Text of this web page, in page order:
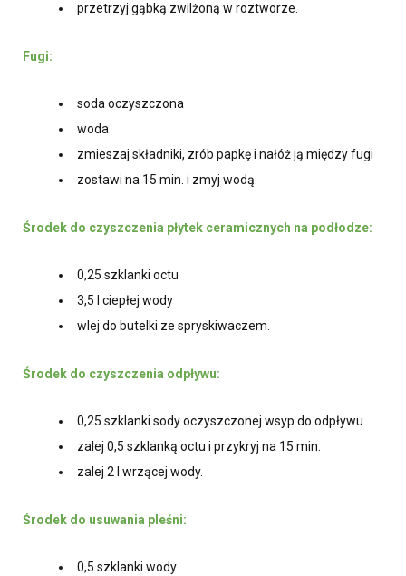
przetrzyj gąbką zwilżoną w roztworze.
Fugi:
soda oczyszczona
woda
zmieszaj składniki, zrób papkę i nałóż ją między fugi
zostawi na 15 min. i zmyj wodą.
Środek do czyszczenia płytek ceramicznych na podłodze:
0,25 szklanki octu
3,5 l ciepłej wody
wlej do butelki ze spryskiwaczem.
Środek do czyszczenia odpływu:
0,25 szklanki sody oczyszczonej wsyp do odpływu
zalej 0,5 szklanką octu i przykryj na 15 min.
zalej 2 l wrzącej wody.
Środek do usuwania pleśni:
0,5 szklanki wody